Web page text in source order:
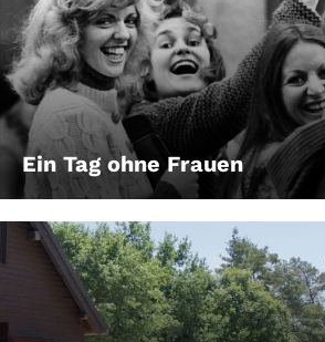
Ein Tag ohne Frauen